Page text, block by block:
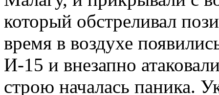
который обстреливал
время в воздухе
И-15 и внезапно
строю началась паника.